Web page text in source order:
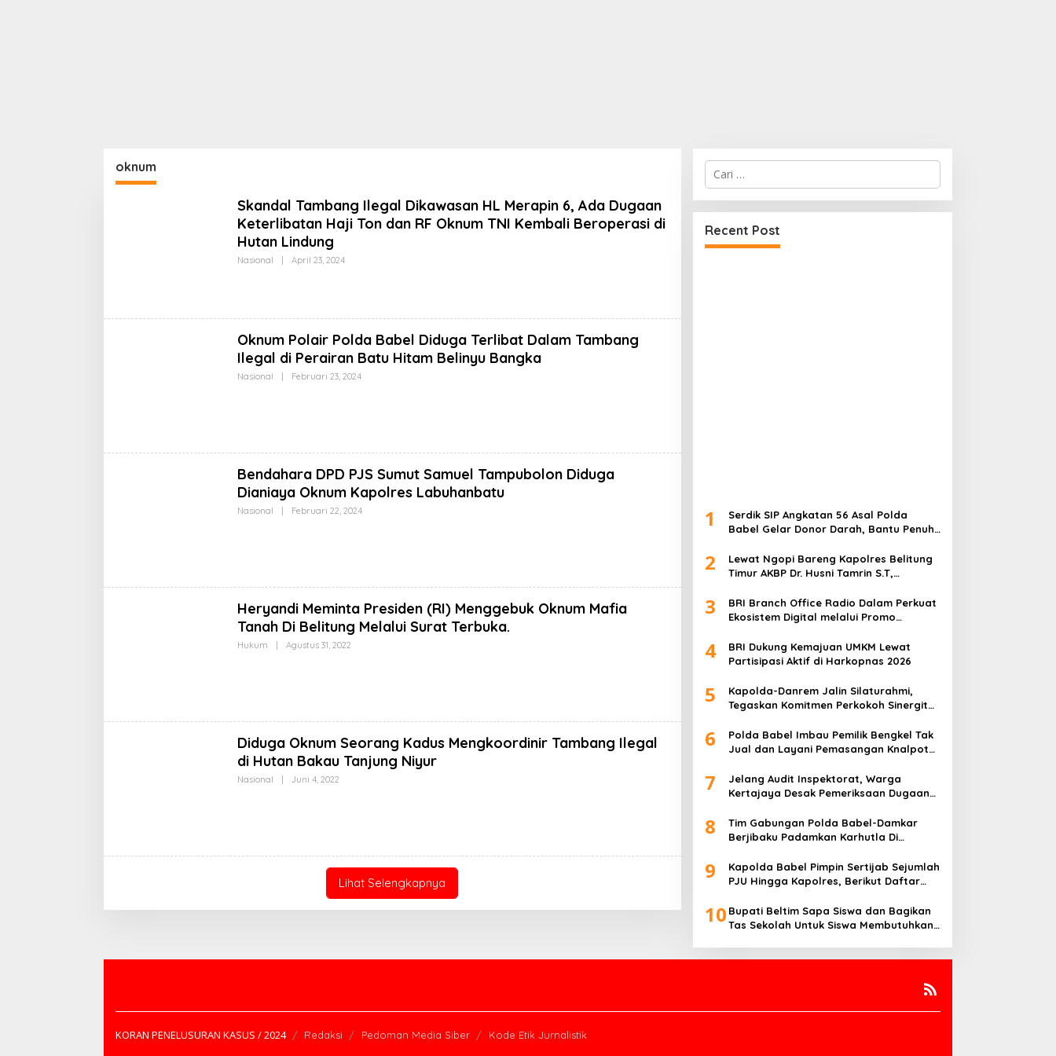
oknum
Skandal Tambang Ilegal Dikawasan HL Merapin 6, Ada Dugaan
Keterlibatan Haji Ton dan RF Oknum TNI Kembali Beroperasi di
Hutan Lindung
Nasional April 23, 2024Oleh
Oknum Polair Polda Babel Diduga Terlibat Dalam Tambang
Ilegal di Perairan Batu Hitam Belinyu Bangka
Nasional Februari 23, 2024Oleh
Bendahara DPD PJS Sumut Samuel Tampubolon Diduga
Dianiaya Oknum Kapolres Labuhanbatu
Nasional Februari 22, 2024Oleh
Heryandi Meminta Presiden (RI) Menggebuk Oknum Mafia
Tanah Di Belitung Melalui Surat Terbuka.
Hukum Agustus 31, 2022
Diduga Oknum Seorang Kadus Mengkoordinir Tambang Ilegal
di Hutan Bakau Tanjung Niyur
Nasional Juni 4, 2022
Lihat Selengkapnya
Cari
untuk:
Recent Post
1
Serdik SIP Angkatan 56 Asal Polda
Babel Gelar Donor Darah, Bantu Penuhi
2
Lewat Ngopi Bareng Kapolres Belitung
Timur AKBP Dr. Husni Tamrin S.T,
Awak Media
3
BRI Branch Office Radio Dalam Perkuat
Ekosistem Digital melalui Promo
4
BRI Dukung Kemajuan UMKM Lewat
Partisipasi Aktif di Harkopnas 2026
5
Kapolda-Danrem Jalin Silaturahmi,
Tegaskan Komitmen Perkokoh Sinergitas
6
Polda Babel Imbau Pemilik Bengkel Tak
Jual dan Layani Pemasangan Knalpot
7
Jelang Audit Inspektorat, Warga
Kertajaya Desak Pemeriksaan Dugaan
Transparan
8
Tim Gabungan Polda Babel-Damkar
Berjibaku Padamkan Karhutla Di
9
Kapolda Babel Pimpin Sertijab Sejumlah
PJU Hingga Kapolres, Berikut Daftar
10 Bupati Beltim Sapa Siswa dan Bagikan
Tas Sekolah Untuk Siswa Membutuhkan,
KORAN PENELUSURAN KASUS / 2024 Redaksi Pedoman Media Siber Kode Etik Jurnalistik